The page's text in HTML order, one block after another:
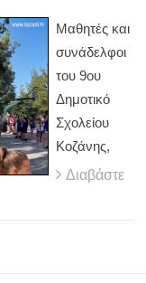
Μαθητές και
συνάδελφοι
του 9ου
Δημοτικό
Σχολείου
Κοζάνης,
Διαβάστε